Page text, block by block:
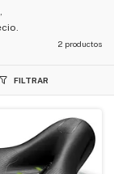
2 productos
FILTRAR